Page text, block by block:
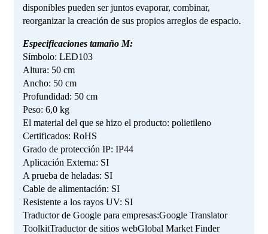
disponibles pueden ser juntos evaporar, combinar,
reorganizar la creación de sus propios arreglos de espacio.
Especificaciones tamaño M:
Símbolo: LED103
Altura: 50 cm
Ancho: 50 cm
Profundidad: 50 cm
Peso: 6,0 kg
El material del que se hizo el producto: polietileno
Certificados: RoHS
Grado de protección IP: IP44
Aplicación Externa: SI
A prueba de heladas: SI
Cable de alimentación: SI
Resistente a los rayos UV: SI
Traductor de Google para empresas:Google Translator
ToolkitTraductor de sitios webGlobal Market Finder